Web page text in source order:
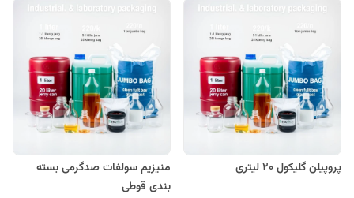
پروپیلن گلیکول 20 لیتری
منیزیم سولفات صدگرمی بسته
بندی قوطی